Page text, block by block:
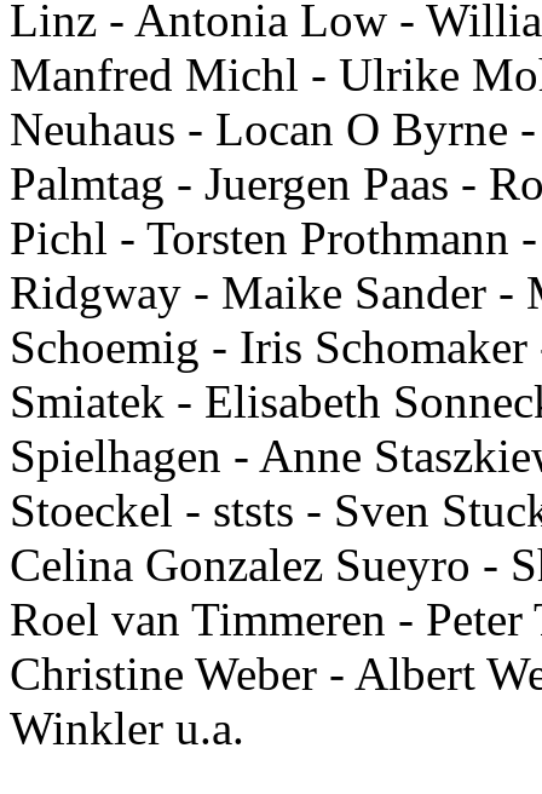
Linz - Antonia Low -
Manfred Michl - Ulrike
Neuhaus - Locan O Byrne
Palmtag - Juergen Paas -
Pichl - Torsten Prothmann
Ridgway - Maike Sander -
Schoemig - Iris
Smiatek - Elisabeth
Spielhagen - Anne
Stoeckel - ststs - Sven
Celina Gonzalez Sueyro -
Roel van Timmeren -
Christine Weber - Albert
Winkler u.a.